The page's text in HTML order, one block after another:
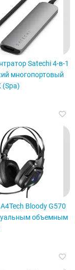
Satechi 4-в-1
многопортовый
(Spa)
Bloody G570
объемным